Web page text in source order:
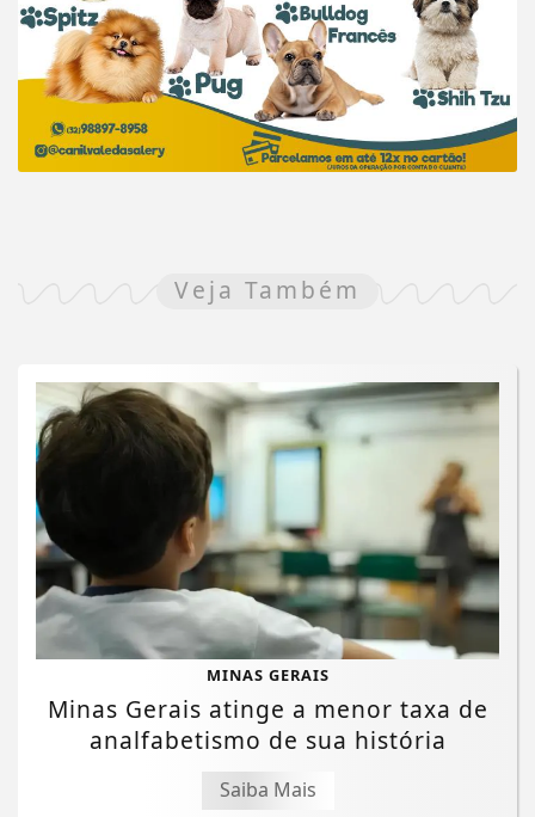
Veja Também
MINAS GERAIS
Minas Gerais atinge a menor taxa de
analfabetismo de sua história
Saiba Mais